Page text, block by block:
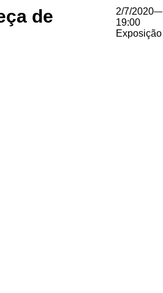
de
2/7/2020—
19:00
Exposição